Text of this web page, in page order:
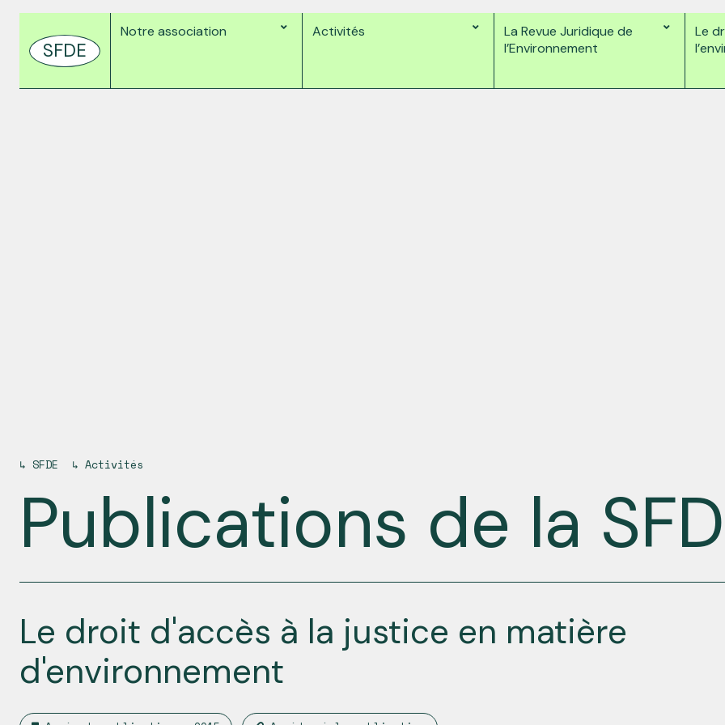
SFDE
Notre association Activités
La Revue Juridique de
l’Environnement
Le
↳ SFDE ↳ Activités
Publications de la
Le droit d'accès à la justice en matière
d'environnement